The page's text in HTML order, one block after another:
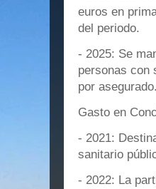
euros en
del periodo.
- 2025: Se
personas con
por asegurado.
Gasto en
- 2021:
sanitario
- 2022: La